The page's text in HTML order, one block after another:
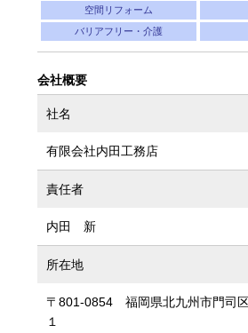
空間リフォーム
バリアフリー・介護
会社概要
社名
有限会社内田工務店
責任者
内田 新
所在地
〒801-0854 福岡県北九州市門司
１